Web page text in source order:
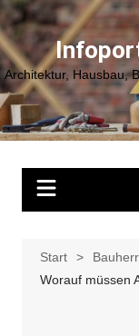
Zum
Inhalt
springen
Architektur, Hausbau,
Start
Bauherr
Worauf müssen